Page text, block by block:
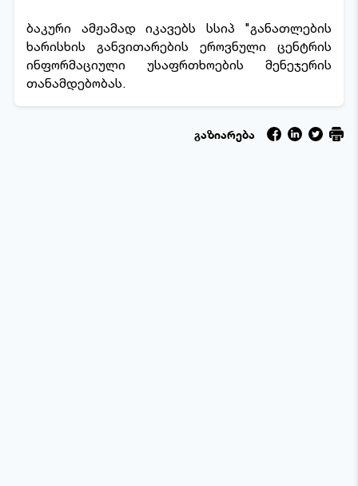
ბაკური ამჟამად იკავებს სსიპ "განათლების
ხარისხის განვითარების ეროვნული ცენტრის
ინფორმაციული უსაფრთხოების მენეჯერის
თანამდებობას.
გაზიარება